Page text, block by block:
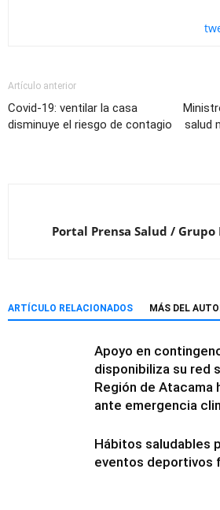
Artículo anterior
Covid-19: ventilar la casa
disminuye el riesgo de contagio
salud
Portal Prensa Salud / Grupo
ARTÍCULO RELACIONADOS MÁS DEL
Apoyo en
disponibiliza su red
Región de Atacama
ante emergencia
Hábitos saludables
eventos deportivos